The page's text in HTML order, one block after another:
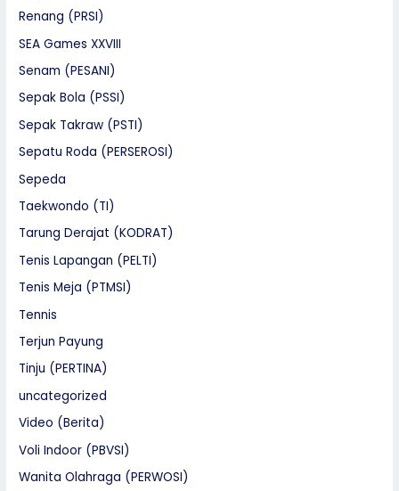
Renang (PRSI)
SEA Games XXVIII
Senam (PESANI)
Sepak Bola (PSSI)
Sepak Takraw (PSTI)
Sepatu Roda (PERSEROSI)
Sepeda
Taekwondo (TI)
Tarung Derajat (KODRAT)
Tenis Lapangan (PELTI)
Tenis Meja (PTMSI)
Tennis
Terjun Payung
Tinju (PERTINA)
uncategorized
Video (Berita)
Voli Indoor (PBVSI)
Wanita Olahraga (PERWOSI)